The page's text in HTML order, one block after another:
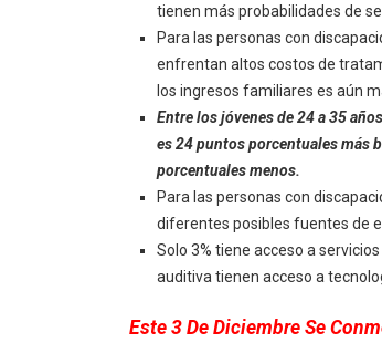
tienen más probabilidades de
Para las personas con
enfrentan altos costos de
los ingresos familiares es aún
Entre los jóvenes de 24 a 35
es 24 puntos porcentuales más
porcentuales menos.
Para las personas con
diferentes posibles fuentes de
Solo 3% tiene acceso a
auditiva tienen acceso a
Este 3 De Diciembre Se